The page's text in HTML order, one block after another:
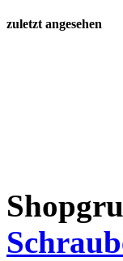
zuletzt angesehen